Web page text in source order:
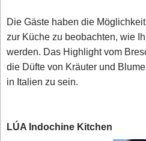
Die Gäste haben die
zur Küche zu beobachten, wie
werden. Das Highlight vom
die Düfte von Kräuter und
in Italien zu sein.
LÚA Indochine Kitchen